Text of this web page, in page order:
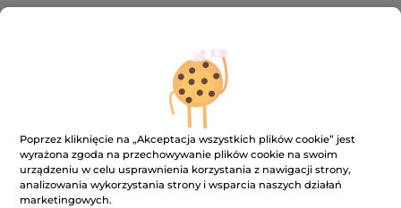
100%ekstrakty
60 hektarów
Poprzez kliknięcie na „Akceptacja wszystkich plików cookie” jest
wyrażona zgoda na przechowywanie plików cookie na swoim
urządzeniu w celu usprawnienia korzystania z nawigacji strony,
analizowania wykorzystania strony i wsparcia naszych działań
marketingowych.